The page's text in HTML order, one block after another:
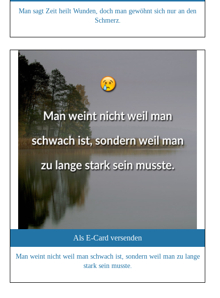
Man sagt Zeit heilt Wunden, doch man gewöhnt sich nur an den
Schmerz.
Als E-Card versenden
Man weint nicht weil man schwach ist, sondern weil man zu lange
stark sein musste.